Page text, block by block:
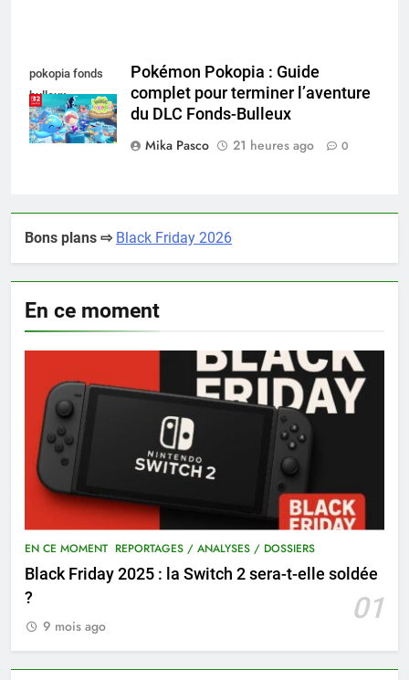
pokopia fonds
bulleux
Pokémon Pokopia : Guide
complet pour terminer l’aventure
du DLC Fonds-Bulleux
Mika Pasco
21 heures ago 0
Bons plans ⇨ Black Friday 2026
En ce moment
EN CE MOMENT REPORTAGES / ANALYSES / DOSSIERS
Black Friday 2025 : la Switch 2 sera-t-elle soldée
?
01
9 mois ago